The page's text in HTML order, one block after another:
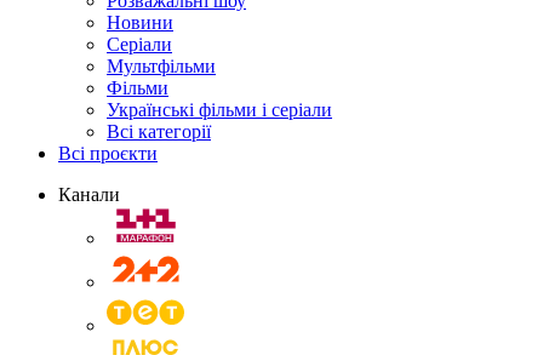
Новини
Серіали
Мультфільми
Фільми
Українські фільми і серіали
Всі категорії
Всі проєкти
Канали